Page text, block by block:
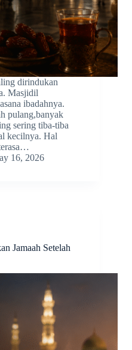
dirindukan
Masjidil
ibadahnya.
pulang,banyak
sering tiba-tiba
kecilnya. Hal
16, 2026
Jamaah Setelah